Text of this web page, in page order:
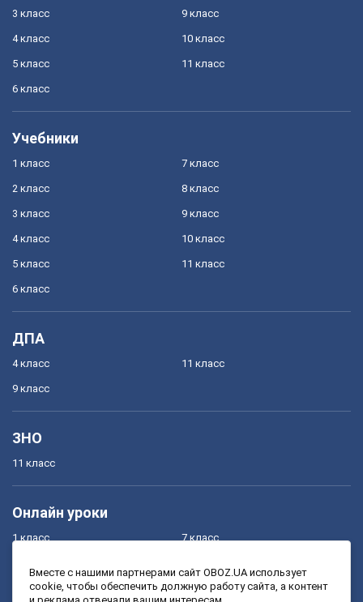
3 класс
4 класс
5 класс
6 класс
9 класс
10 класс
11 класс
Учебники
1 класс
2 класс
3 класс
4 класс
5 класс
6 класс
7 класс
8 класс
9 класс
10 класс
11 класс
ДПА
4 класс
9 класс
11 класс
ЗНО
11 класс
Онлайн уроки
1 класс
3 класс
7 класс
9 класс
Вместе с нашими партнерами сайт OBOZ.UA использует
cookie, чтобы обеспечить должную работу сайта, а контент